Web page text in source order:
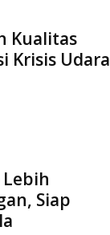
Kualitas
Krisis Udara
Siap